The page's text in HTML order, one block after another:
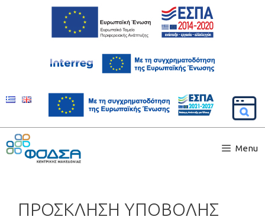
Menu
ΠΡΟΣΚΛΗΣΗ ΥΠΟΒΟΛΗΣ